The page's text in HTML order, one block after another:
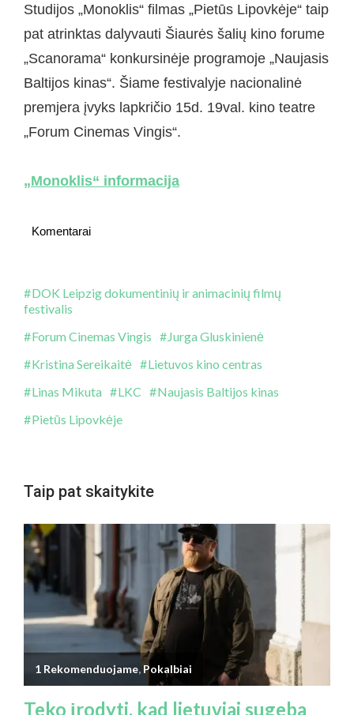
Studijos „Monoklis“ filmas „Pietūs Lipovkėje“ taip
pat atrinktas dalyvauti Šiaurės šalių kino forume
„Scanorama“ konkursinėje programoje „Naujasis
Baltijos kinas“. Šiame festivalyje nacionalinė
premjera įvyks lapkričio 15d. 19val. kino teatre
„Forum Cinemas Vingis“.
„Monoklis“ informacija
Komentarai
DOK Leipzig dokumentinių ir animacinių filmų
festivalis
Forum Cinemas Vingis
Jurga Gluskinienė
Kristina Sereikaitė
Lietuvos kino centras
Linas Mikuta
LKC
Naujasis Baltijos kinas
Pietūs Lipovkėje
Taip pat skaitykite